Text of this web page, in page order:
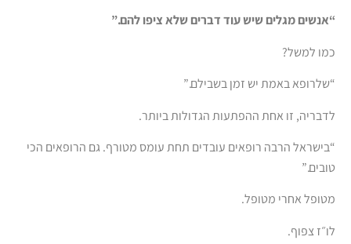
“אנשים מגלים שיש עוד דברים שלא ציפו להם.”
כמו למשל?
“שלרופא באמת יש זמן בשבילם.”
לדבריה, זו אחת ההפתעות הגדולות ביותר.
“בישראל הרבה רופאים עובדים תחת עומס מטורף. גם הרופאים הכי
טובים.”
מטופל אחרי מטופל.
לו״ז צפוף.